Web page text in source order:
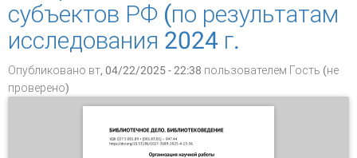
субъектов РФ (по результатам
исследования 2024 г.
Опубликовано вт, 04/22/2025 - 22:38 пользователем Гость (не
проверено)